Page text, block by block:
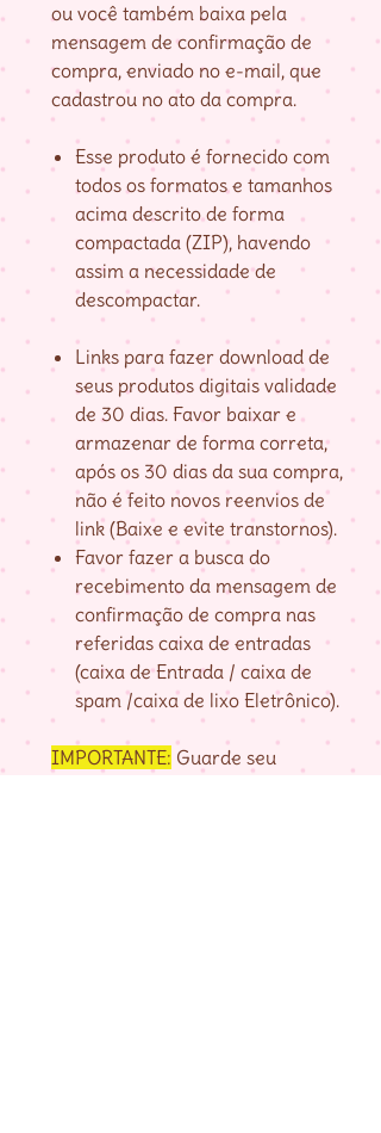
ou você também baixa pela
mensagem de confirmação de
compra, enviado no e-mail, que
cadastrou no ato da compra.
Esse produto é fornecido com
todos os formatos e tamanhos
acima descrito de forma
compactada (ZIP), havendo
assim a necessidade de
descompactar.
Links para fazer download de
seus produtos digitais validade
de 30 dias. Favor baixar e
armazenar de forma correta,
após os 30 dias da sua compra,
não é feito novos reenvios de
link (Baixe e evite transtornos).
Favor fazer a busca do
recebimento da mensagem de
confirmação de compra nas
referidas caixa de entradas
(caixa de Entrada / caixa de
spam /caixa de lixo Eletrônico).
IMPORTANTE: Guarde seu